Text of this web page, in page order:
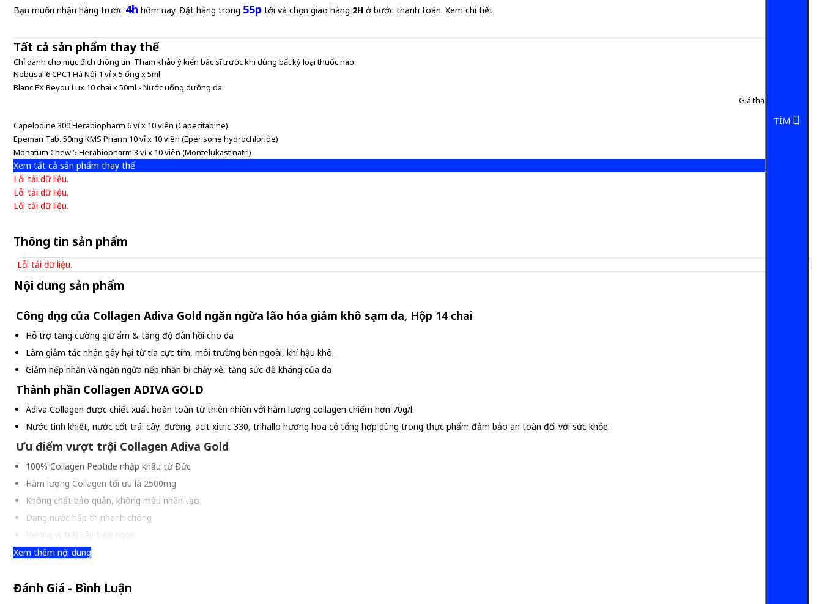
Bạn muốn nhận hàng trước 4h hôm nay. Đặt hàng trong 55p tới và chọn giao hàng 2H ở bước thanh toán. Xem chi tiết
Tất cả sản phẩm thay thế
Chỉ dành cho mục đích thông tin. Tham khảo ý kiến bác sĩ trước khi dùng bất kỳ loại thuốc nào.
Nebusal 6 CPC1 Hà Nội 1 vỉ x 5 ống x 5ml
Blanc EX Beyou Lux 10 chai x 50ml - Nước uống dưỡng da
Giá tham khảo:
Capelodine 300 Herabiopharm 6 vỉ x 10 viên (Capecitabine)
Epeman Tab. 50mg KMS Pharm 10 vỉ x 10 viên (Eperisone hydrochloride)
Monatum Chew 5 Herabiopharm 3 vỉ x 10 viên (Montelukast natri)
Xem tất cả sản phẩm thay thế
Lỗi tải dữ liệu.
Lỗi tải dữ liệu.
Lỗi tải dữ liệu.
Thông tin sản phẩm
Lỗi tải dữ liệu.
Nội dung sản phẩm
Công dụng của Collagen Adiva Gold ngăn ngừa lão hóa giảm khô sạm da, Hộp 14 chai
Hỗ trợ tăng cường giữ ẩm & tăng độ đàn hồi cho da
Làm giảm tác nhân gây hại từ tia cực tím, môi trường bên ngoài, khí hậu khô.
Giảm nếp nhăn và ngăn ngừa nếp nhăn bị chảy xệ, tăng sức đề kháng của da
Thành phần Collagen ADIVA GOLD
Adiva Collagen được chiết xuất hoàn toàn từ thiên nhiên với hàm lượng collagen chiếm hơn 70g/l.
Nước tinh khiết, nước cốt trái cây, đường, acit xitric 330, trihallo hương hoa cỏ tổng hợp dùng trong thực phẩm đảm bảo an toàn đối với sức khỏe.
Ưu điểm vượt trội Collagen Adiva Gold
100% Collagen Peptide nhập khẩu từ Đức
Hàm lượng Collagen tối ưu là 2500mg
Không chất bảo quản, không màu nhân tạo
Dạng nước hấp thụ nhanh chóng
Hương vị trái cây tươi ngon
Đối tượng sử dụng Collagen ADIVA GOLD
Hướng dẫn sử dụng Collagen ADIVA GOLD
Xem thêm nội dung
Đánh Giá - Bình Luận
TÌM